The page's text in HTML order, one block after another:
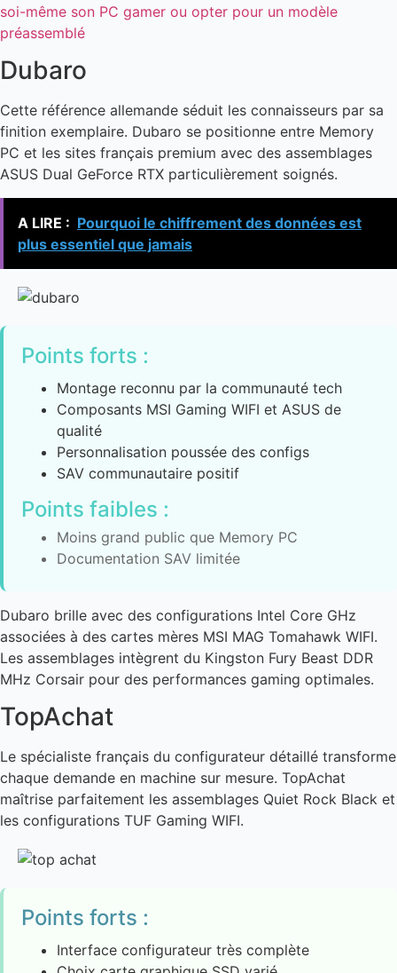
soi-même son PC gamer ou opter pour un modèle
préassemblé
Dubaro
Cette référence allemande séduit les connaisseurs par sa
finition exemplaire. Dubaro se positionne entre Memory
PC et les sites français premium avec des assemblages
ASUS Dual GeForce RTX particulièrement soignés.
A LIRE : Pourquoi le chiffrement des données est
plus essentiel que jamais
Points forts :
Montage reconnu par la communauté tech
Composants MSI Gaming WIFI et ASUS de
qualité
Personnalisation poussée des configs
SAV communautaire positif
Points faibles :
Moins grand public que Memory PC
Documentation SAV limitée
Dubaro brille avec des configurations Intel Core GHz
associées à des cartes mères MSI MAG Tomahawk WIFI.
Les assemblages intègrent du Kingston Fury Beast DDR
MHz Corsair pour des performances gaming optimales.
TopAchat
Le spécialiste français du configurateur détaillé transforme
chaque demande en machine sur mesure. TopAchat
maîtrise parfaitement les assemblages Quiet Rock Black et
les configurations TUF Gaming WIFI.
Points forts :
Interface configurateur très complète